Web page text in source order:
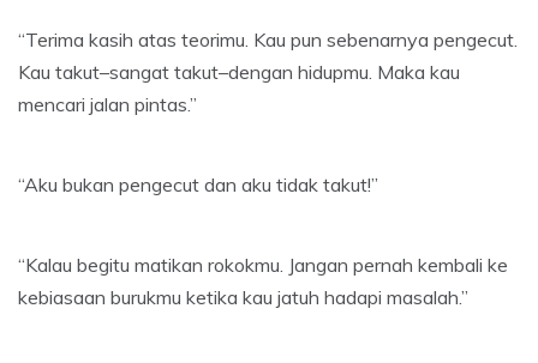
“Terima kasih atas teorimu. Kau pun sebenarnya pengecut.
Kau takut–sangat takut–dengan hidupmu. Maka kau
mencari jalan pintas.”
“Aku bukan pengecut dan aku tidak takut!”
“Kalau begitu matikan rokokmu. Jangan pernah kembali ke
kebiasaan burukmu ketika kau jatuh hadapi masalah.”